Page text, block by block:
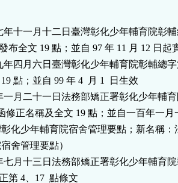
年十一月十二日臺灣彰化少年輔育院彰輔
布全文 19 點；並自 97 年 11 月 12 日
年四月六日臺灣彰化少年輔育院彰輔總字
點；並自 99 年 4  月 1  日生效
一月二十一日法務部矯正署彰化少年輔
修正名稱及全文 19 點；並自一百年一
彰化少年輔育院宿舍管理要點；新名稱
舍管理要點）
七月十三日法務部矯正署彰化少年輔育
第 4、17  點條文